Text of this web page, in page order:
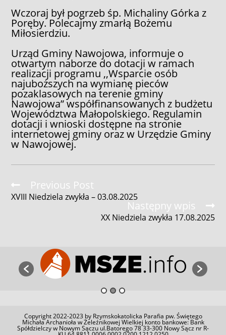
Wczoraj był pogrzeb śp. Michaliny Górka z
Poręby. Polecajmy zmarłą Bożemu
Miłosierdziu.
Urząd Gminy Nawojowa, informuje o
otwartym naborze do dotacji w ramach
realizacji programu ,,Wsparcie osób
najuboższych na wymianę pieców
pozaklasowych na terenie gminy
Nawojowa” współfinansowanych z budżetu
Województwa Małopolskiego. Regulamin
dotacji i wnioski dostępne na stronie
internetowej gminy oraz w Urzędzie Gminy
w Nawojowej.
Read
more
articles
Previous Post
XVIII Niedziela zwykła – 03.08.2025
Następny wpis
XX Niedziela zwykła 17.08.2025
Copyright 2022-2023 by Rzymskokatolicka Parafia pw. Świętego
Michała Archanioła w Żeleźnikowej Wielkiej konto bankowe: Bank
Spółdzielczy w Nowym Sączu ul.Batorego 78 33-300 Nowy Sącz nr R-